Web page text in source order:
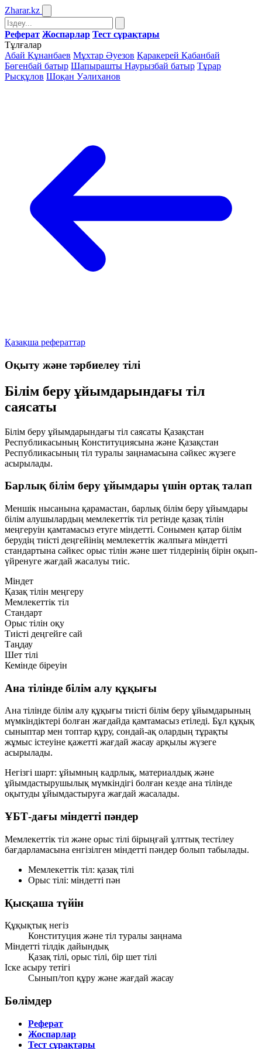
Zharar.kz
Реферат Жоспарлар Тест сұрақтары
Тұлғалар
Абай Құнанбаев Мұхтар Әуезов Қаракерей Қабанбай
Бөгенбай батыр Шапырашты Наурызбай батыр Тұрар
Рысқұлов Шоқан Уәлиханов
Қазақша рефераттар
Оқыту және тәрбиелеу тілі
Білім беру ұйымдарындағы тіл
саясаты
Білім беру ұйымдарындағы тіл саясаты Қазақстан
Республикасының Конституциясына және Қазақстан
Республикасының тіл туралы заңнамасына сәйкес жүзеге
асырылады.
Барлық білім беру ұйымдары үшін ортақ талап
Меншік нысанына қарамастан, барлық білім беру ұйымдары
білім алушылардың мемлекеттік тіл ретінде қазақ тілін
меңгеруін қамтамасыз етуге міндетті. Сонымен қатар білім
берудің тиісті деңгейінің мемлекеттік жалпыға міндетті
стандартына сәйкес орыс тілін және шет тілдерінің бірін оқып-
үйренуге жағдай жасалуы тиіс.
Міндет
Қазақ тілін меңгеру
Мемлекеттік тіл
Стандарт
Орыс тілін оқу
Тиісті деңгейге сай
Таңдау
Шет тілі
Кемінде біреуін
Ана тілінде білім алу құқығы
Ана тілінде білім алу құқығы тиісті білім беру ұйымдарының
мүмкіндіктері болған жағдайда қамтамасыз етіледі. Бұл құқық
сыныптар мен топтар құру, сондай-ақ олардың тұрақты
жұмыс істеуіне қажетті жағдай жасау арқылы жүзеге
асырылады.
Негізгі шарт: ұйымның кадрлық, материалдық және
ұйымдастырушылық мүмкіндігі болған кезде ана тілінде
оқытуды ұйымдастыруға жағдай жасалады.
ҰБТ-дағы міндетті пәндер
Мемлекеттік тіл және орыс тілі бірыңғай ұлттық тестілеу
бағдарламасына енгізілген міндетті пәндер болып табылады.
Мемлекеттік тіл: қазақ тілі
Орыс тілі: міндетті пән
Қысқаша түйін
Құқықтық негіз
Конституция және тіл туралы заңнама
Міндетті тілдік дайындық
Қазақ тілі, орыс тілі, бір шет тілі
Іске асыру тетігі
Сынып/топ құру және жағдай жасау
Бөлімдер
Реферат
Жоспарлар
Тест сұрақтары